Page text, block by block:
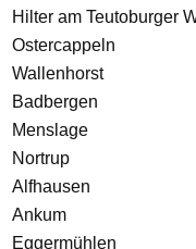
Hilter am Teutoburger
Ostercappeln
Wallenhorst
Badbergen
Menslage
Nortrup
Alfhausen
Ankum
Eggermühlen